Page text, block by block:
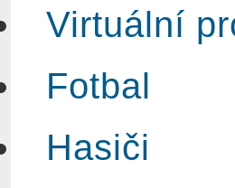
Virtuální
Fotbal
Hasiči